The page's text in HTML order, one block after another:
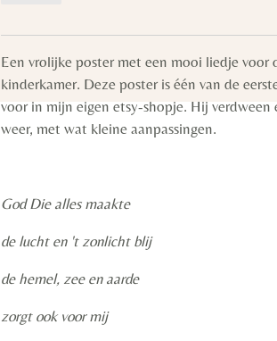
Een vrolijke poster met een mooi liedje voor
kinderkamer. Deze poster is één van de
voor in mijn eigen etsy-shopje. Hij verdween
weer, met wat kleine aanpassingen.
God Die alles maakte
de lucht en 't zonlicht blij
de hemel, zee en aarde
zorgt ook voor mij